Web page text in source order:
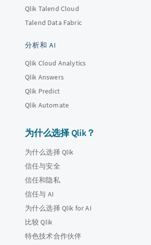
Qlik Talend Cloud
Talend Data Fabric
分析和 AI
Qlik Cloud Analytics
Qlik Answers
Qlik Predict
Qlik Automate
为什么选择 Qlik？
为什么选择 Qlik
信任与安全
信任和隐私
信任与 AI
为什么选择 Qlik for AI
比较 Qlik
特色技术合作伙伴